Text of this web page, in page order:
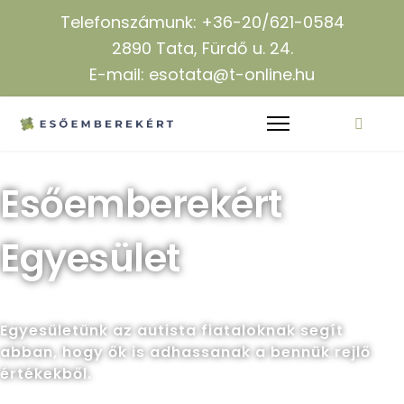
Telefonszámunk: +36-20/621-0584
2890 Tata, Fürdő u. 24.
E-mail: esotata@t-online.hu
Esőemberekért
Egyesület
Egyesületünk az autista fiataloknak segít
abban, hogy ők is adhassanak a bennük rejlő
értékekből.